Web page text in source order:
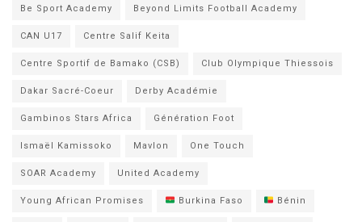
Be Sport Academy Beyond Limits Football Academy
CAN U17 Centre Salif Keita
Centre Sportif de Bamako (CSB) Club Olympique Thiessois
Dakar Sacré-Coeur Derby Académie
Gambinos Stars Africa Génération Foot
Ismaël Kamissoko Mavlon One Touch
SOAR Academy United Academy
Young African Promises Burkina Faso Bénin